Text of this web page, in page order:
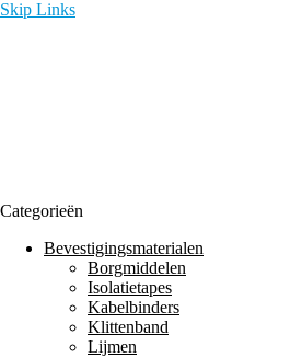
Skip Links
Categorieën
Bevestigingsmaterialen
Borgmiddelen
Isolatietapes
Kabelbinders
Klittenband
Lijmen